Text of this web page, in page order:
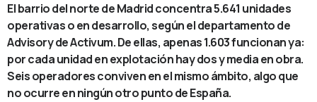
El barrio del norte de Madrid concentra 5.641 unidades
operativas o en desarrollo, según el departamento de
Advisory de Activum. De ellas, apenas 1.603 funcionan ya:
por cada unidad en explotación hay dos y media en obra.
Seis operadores conviven en el mismo ámbito, algo que
no ocurre en ningún otro punto de España.